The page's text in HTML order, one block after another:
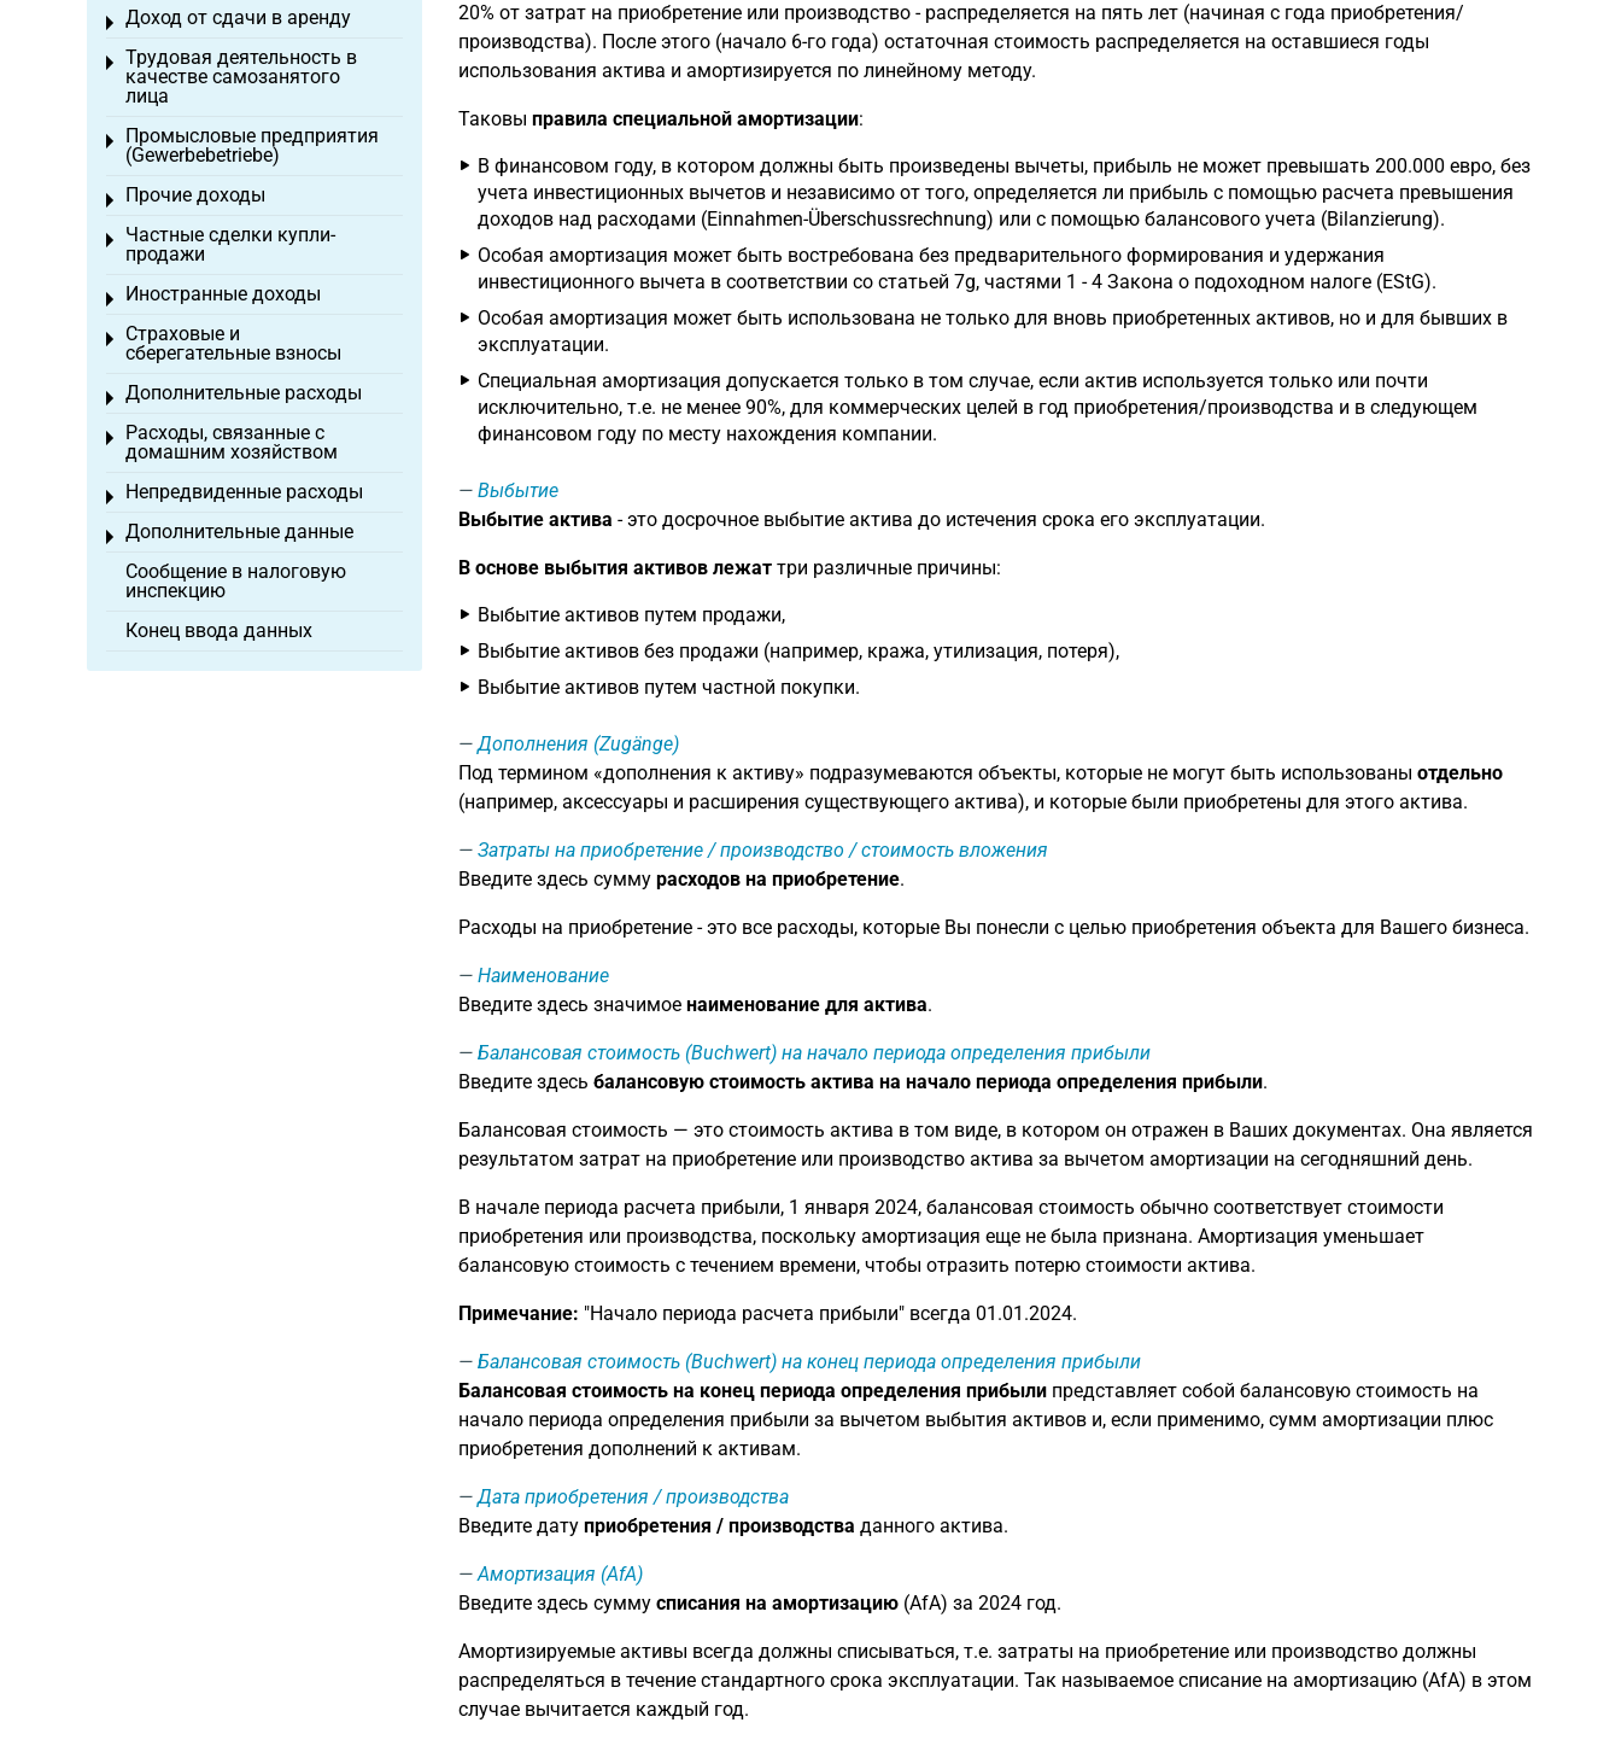
20% от затрат на приобретение или производство - распределяется на пять лет (начиная с года приобретения/
производства). После этого (начало 6-го года) остаточная стоимость распределяется на оставшиеся годы
использования актива и амортизируется по линейному методу.
Таковы правила специальной амортизации:
В финансовом году, в котором должны быть произведены вычеты, прибыль не может превышать 200.000 евро, без
учета инвестиционных вычетов и независимо от того, определяется ли прибыль с помощью расчета превышения
доходов над расходами (Einnahmen-Überschussrechnung) или с помощью балансового учета (Bilanzierung).
Особая амортизация может быть востребована без предварительного формирования и удержания
инвестиционного вычета в соответствии со статьей 7g, частями 1 - 4 Закона о подоходном налоге (EStG).
Особая амортизация может быть использована не только для вновь приобретенных активов, но и для бывших в
эксплуатации.
Специальная амортизация допускается только в том случае, если актив используется только или почти
исключительно, т.е. не менее 90%, для коммерческих целей в год приобретения/производства и в следующем
финансовом году по месту нахождения компании.
Выбытие
Выбытие актива - это досрочное выбытие актива до истечения срока его эксплуатации.
В основе выбытия активов лежаттри различные причины:
Выбытие активов путем продажи,
Выбытие активов без продажи (например, кража, утилизация, потеря),
Выбытие активов путем частной покупки.
Дополнения (Zugänge)
Под термином «дополнения к активу» подразумеваются объекты, которые не могут быть использованы отдельно
(например, аксессуары и расширения существующего актива), и которые были приобретены для этого актива.
Затраты на приобретение / производство / стоимость вложения
Введите здесь сумму расходов на приобретение.
Расходы на приобретение - это все расходы, которые Вы понесли с целью приобретения объекта для Вашего бизнеса.
Наименование
Введите здесь значимое наименование для актива.
Балансовая стоимость (Buchwert) на начало периода определения прибыли
Введите здесь балансовую стоимость актива на начало периода определения прибыли.
Балансовая стоимость — это стоимость актива в том виде, в котором он отражен в Ваших документах. Она является
результатом затрат на приобретение или производство актива за вычетом амортизации на сегодняшний день.
В начале периода расчета прибыли, 1 января 2024, балансовая стоимость обычно соответствует стоимости
приобретения или производства, поскольку амортизация еще не была признана. Амортизация уменьшает
балансовую стоимость с течением времени, чтобы отразить потерю стоимости актива.
Примечание: "Начало периода расчета прибыли" всегда 01.01.2024.
Балансовая стоимость (Buchwert) на конец периода определения прибыли
Балансовая стоимость на конец периода определения прибылипредставляет собой балансовую стоимость на
начало периода определения прибыли за вычетом выбытия активов и, если применимо, сумм амортизации плюс
приобретения дополнений к активам.
Дата приобретения / производства
Введите дату приобретения / производства данного актива.
Амортизация (AfA)
Введите здесь сумму списания на амортизацию(AfA) за 2024 год.
Амортизируемые активы всегда должны списываться, т.е. затраты на приобретение или производство должны
распределяться в течение стандартного срока эксплуатации. Так называемое списание на амортизацию (AfA) в этом
случае вычитается каждый год.
Доход от сдачи в аренду
Toggle menu
Трудовая деятельность в
качестве самозанятого
лица
Toggle menu
Промысловые предприятия
(Gewerbebetriebe)
Toggle menu
Прочие доходы
Toggle menu
Частные сделки купли-
продажи
Toggle menu
Иностранные доходы
Toggle menu
Страховые и
сберегательные взносы
Toggle menu
Дополнительные расходы
Toggle menu
Расходы, связанные с
домашним хозяйством
Toggle menu
Непредвиденные расходы
Toggle menu
Дополнительные данные
Toggle menu
Сообщение в налоговую
инспекцию
Конец ввода данных